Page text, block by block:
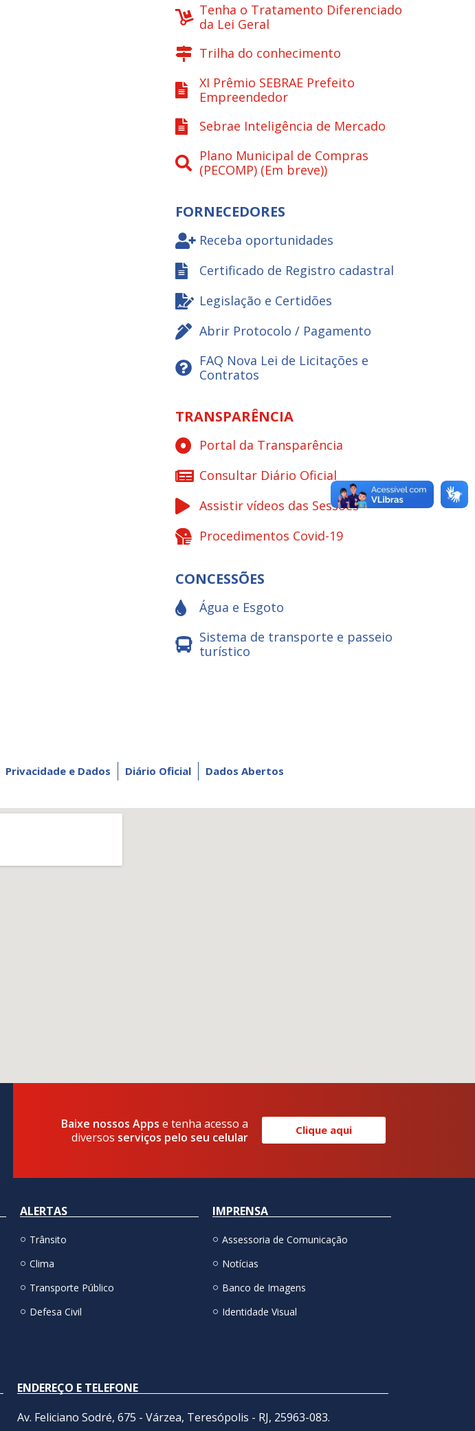
Tenha o Tratamento Diferenciado
da Lei Geral
Trilha do conhecimento
XI Prêmio SEBRAE Prefeito
Empreendedor
Sebrae Inteligência de Mercado
Plano Municipal de Compras
(PECOMP) (Em breve))
FORNECEDORES
Receba oportunidades
Certificado de Registro cadastral
Legislação e Certidões
Abrir Protocolo / Pagamento
FAQ Nova Lei de Licitações e
Contratos
TRANSPARÊNCIA
Portal da Transparência
Consultar Diário Oficial
Assistir vídeos das Sessões
Procedimentos Covid-19
CONCESSÕES
Água e Esgoto
Sistema de transporte e passeio
turístico
Privacidade e Dados Diário Oficial Dados Abertos
Baixe nossos Appse tenha acesso a
diversos serviços pelo seu celular Clique aqui
ALERTAS
Trânsito
Clima
Transporte Público
Defesa Civil
IMPRENSA
Assessoria de Comunicação
Notícias
Banco de Imagens
Identidade Visual
ENDEREÇO E TELEFONE
Av. Feliciano Sodré, 675 - Várzea, Teresópolis - RJ, 25963-083.